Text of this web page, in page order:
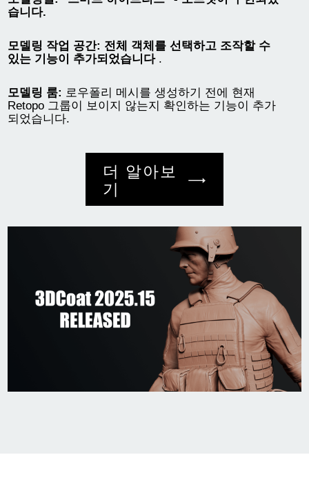
습니다.
모델링 작업 공간: 전체 객체를 선택하고 조작할 수
있는 기능이 추가되었습니다.
모델링 룸: 로우폴리 메시를 생성하기 전에 현재
Retopo 그룹이 보이지 않는지 확인하는 기능이 추가
되었습니다.
더 알아보
기